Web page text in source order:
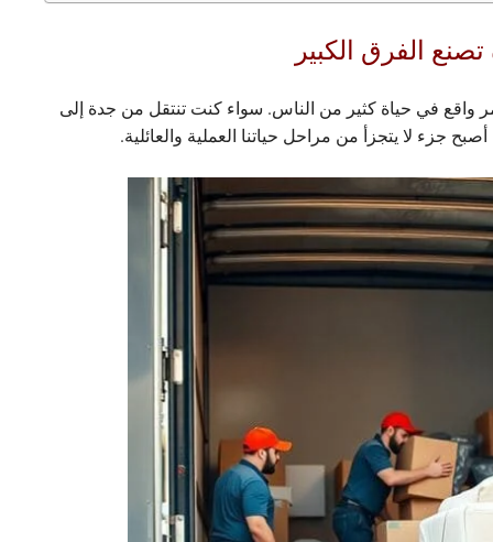
الفرق الكبير
واقع في حياة كثير من الناس. سواء كنت تنتقل من جدة إلى
جزء لا يتجزأ من مراحل حياتنا العملية والعائلية.